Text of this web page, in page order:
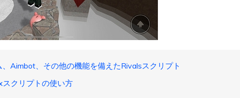
Aimbot、その他の機能を備えたRivalsスクリプト
クリプトの使い方